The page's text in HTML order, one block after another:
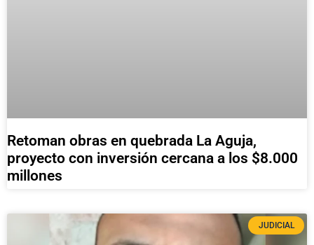
Retoman obras en quebrada La Aguja,
proyecto con inversión cercana a los $8.000
millones
JUDICIAL